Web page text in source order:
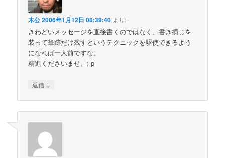
木公2006年1月12日 08:39:40 より:
きわどいメッセージを直接書くのではなく、書き損じを
装って筆跡だけ残すというテクニックを駆使できるよう
になれば一人前ですな。
精進くださいませ。;-p
返信 ↓